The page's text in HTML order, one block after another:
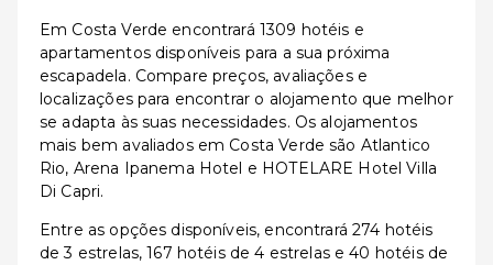
Em Costa Verde encontrará 1309 hotéis e
apartamentos disponíveis para a sua próxima
escapadela. Compare preços, avaliações e
localizações para encontrar o alojamento que melhor
se adapta às suas necessidades. Os alojamentos
mais bem avaliados em Costa Verde são Atlantico
Rio, Arena Ipanema Hotel e HOTELARE Hotel Villa
Di Capri.
Entre as opções disponíveis, encontrará 274 hotéis
de 3 estrelas, 167 hotéis de 4 estrelas e 40 hotéis de